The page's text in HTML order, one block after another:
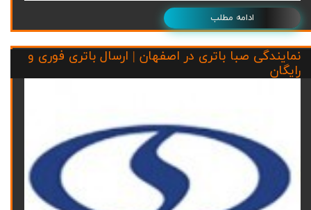
ادامه مطلب
نمایندگی صبا باتری در اصفهان | ارسال باتری فوری و
رایگان